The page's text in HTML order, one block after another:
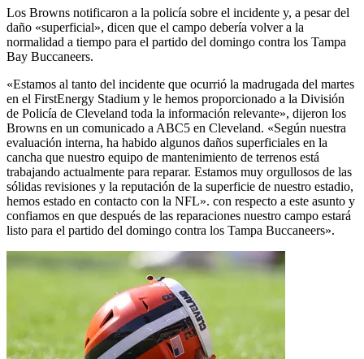
Los Browns notificaron a la policía sobre el incidente y, a pesar del
daño «superficial», dicen que el campo debería volver a la
normalidad a tiempo para el partido del domingo contra los Tampa
Bay Buccaneers.
«Estamos al tanto del incidente que ocurrió la madrugada del martes
en el FirstEnergy Stadium y le hemos proporcionado a la División
de Policía de Cleveland toda la información relevante», dijeron los
Browns en un comunicado a ABC5 en Cleveland. «Según nuestra
evaluación interna, ha habido algunos daños superficiales en la
cancha que nuestro equipo de mantenimiento de terrenos está
trabajando actualmente para reparar. Estamos muy orgullosos de las
sólidas revisiones y la reputación de la superficie de nuestro estadio,
hemos estado en contacto con la NFL». con respecto a este asunto y
confiamos en que después de las reparaciones nuestro campo estará
listo para el partido del domingo contra los Tampa Buccaneers».